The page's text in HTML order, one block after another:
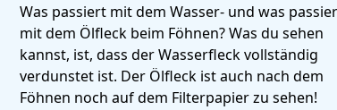
Was passiert mit dem Wasser- und was
mit dem Ölfleck beim Föhnen? Was du sehen
kannst, ist, dass der Wasserfleck vollständig
verdunstet ist. Der Ölfleck ist auch nach dem
Föhnen noch auf dem Filterpapier zu sehen!